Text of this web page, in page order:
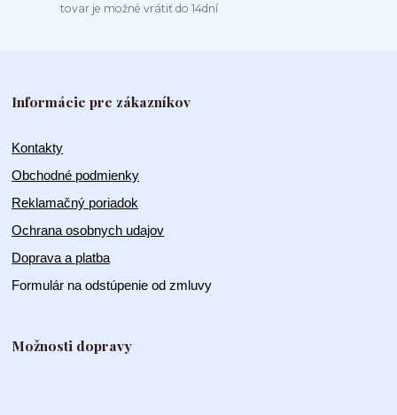
tovar je možné vrátiť do 14dní
Informácie pre zákazníkov
Kontakty
Obchodné podmienky
Reklamačný poriadok
Ochrana osobnych udajov
Doprava a platba
Formulár na odstúpenie od zmluvy
Možnosti dopravy